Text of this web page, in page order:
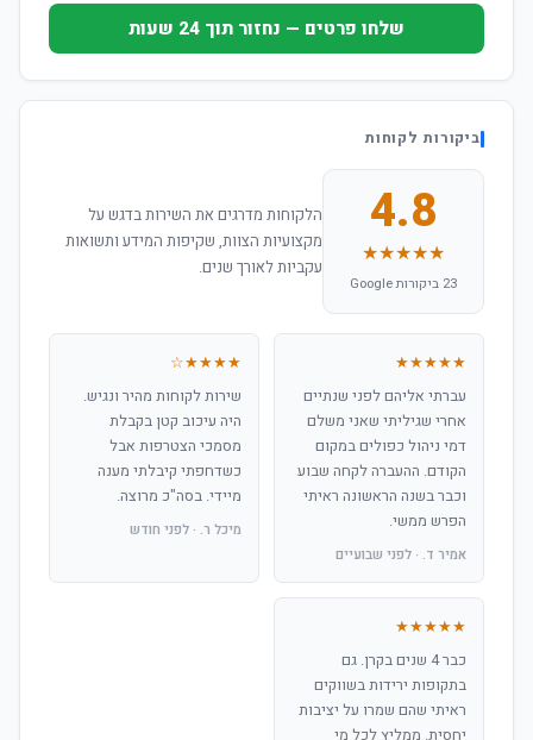
שלחו פרטים — נחזור תוך 24 שעות
ביקורות לקוחות
4.8
★★★★★
23 ביקורות Google
הלקוחות מדרגים את השירות בדגש על
מקצועיות הצוות, שקיפות המידע ותשואות
עקביות לאורך שנים.
★★★★★
עברתי אליהם לפני שנתיים
אחרי שגיליתי שאני משלם
דמי ניהול כפולים במקום
הקודם. ההעברה לקחה שבוע
וכבר בשנה הראשונה ראיתי
הפרש ממשי.
אמיר ד. · לפני שבועיים
★★★★☆
שירות לקוחות מהיר ונגיש.
היה עיכוב קטן בקבלת
מסמכי הצטרפות אבל
כשדחפתי קיבלתי מענה
מיידי. בסה"כ מרוצה.
מיכל ר. · לפני חודש
★★★★★
כבר 4 שנים בקרן. גם
בתקופות ירידות בשווקים
ראיתי שהם שמרו על יציבות
יחסית. ממליץ לכל מי